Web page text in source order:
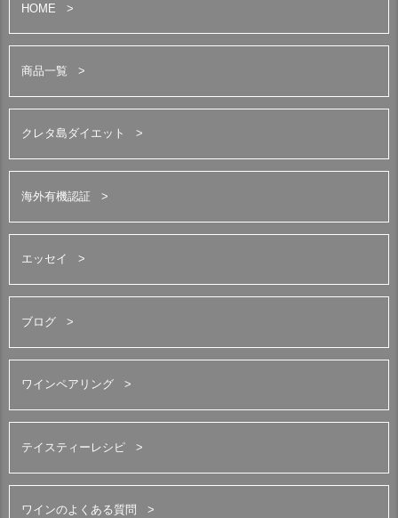
HOME
商品一覧
クレタ島ダイエット
海外有機認証
エッセイ
ブログ
ワインペアリング
テイスティーレシピ
ワインのよくある質問